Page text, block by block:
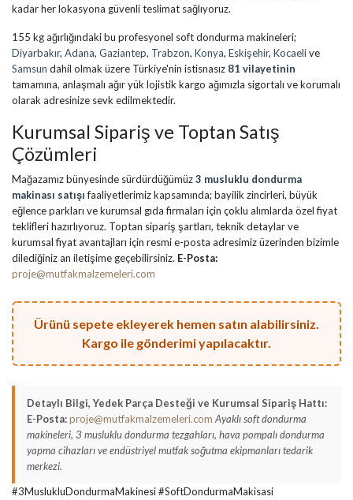
kadar her lokasyona güvenli teslimat sağlıyoruz.
155 kg ağırlığındaki bu profesyonel soft dondurma makineleri;
Diyarbakır, Adana, Gaziantep, Trabzon, Konya, Eskişehir, Kocaelive
Samsun dahil olmak üzere Türkiye'nin istisnasız 81 vilayetinin
tamamına, anlaşmalı ağır yük lojistik kargo ağımızla sigortalı ve korumalı
olarak adresinize sevk edilmektedir.
Kurumsal Sipariş ve Toptan Satış
Çözümleri
Mağazamız bünyesinde sürdürdüğümüz3 musluklu dondurma
makinası satışıfaaliyetlerimiz kapsamında; bayilik zincirleri, büyük
eğlence parkları ve kurumsal gıda firmaları için çoklu alımlarda özel fiyat
teklifleri hazırlıyoruz. Toptan sipariş şartları, teknik detaylar ve
kurumsal fiyat avantajları için resmi e-posta adresimiz üzerinden bizimle
dilediğiniz an iletişime geçebilirsiniz. E-Posta:
proje@mutfakmalzemeleri.com
Ürünü sepete ekleyerek hemen satın alabilirsiniz.
Kargo ile gönderimi yapılacaktır.
Detaylı Bilgi, Yedek Parça Desteği ve Kurumsal Sipariş Hattı:
E-Posta:proje@mutfakmalzemeleri.com Ayaklı soft dondurma
makineleri, 3 musluklu dondurma tezgahları, hava pompalı dondurma
yapma cihazları ve endüstriyel mutfak soğutma ekipmanları tedarik
merkezi.
#3MuslukluDondurmaMakinesi #SoftDondurmaMakisasi